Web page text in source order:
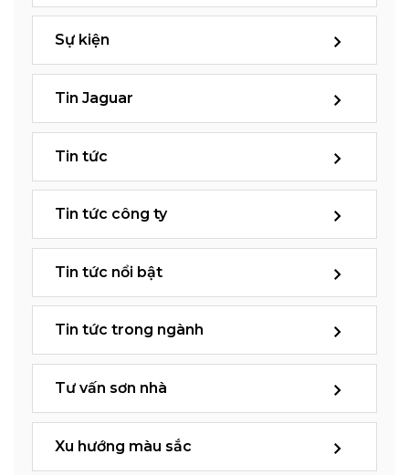
Sự kiện
Tin Jaguar
Tin tức
Tin tức công ty
Tin tức nổi bật
Tin tức trong ngành
Tư vấn sơn nhà
Xu hướng màu sắc